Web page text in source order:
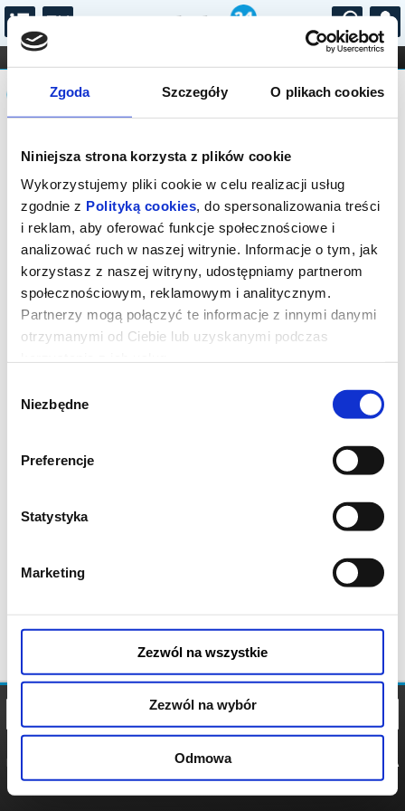
Zgoda Szczegóły O plikach cookies
Niniejsza strona korzysta z plików cookie
Wykorzystujemy pliki cookie w celu realizacji usług
zgodnie z Polityką cookies, do spersonalizowania treści
i reklam, aby oferować funkcje społecznościowe i
analizować ruch w naszej witrynie. Informacje o tym, jak
korzystasz z naszej witryny, udostępniamy partnerom
społecznościowym, reklamowym i analitycznym.
Partnerzy mogą połączyć te informacje z innymi danymi
otrzymanymi od Ciebie lub uzyskanymi podczas
zgody
Niezbędne
Preferencje
Statystyka
Marketing
Zezwól na wszystkie
Zezwól na wybór
Odmowa
...
FILHARMONIA OPERA I BALET
STAND-UP
DLA DZIECI
Komunikat
Sprzedaż biletów on-line na wydarzenie
została zakończona.
POLITYKA
POLITYKA